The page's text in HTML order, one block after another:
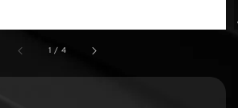
1 / 4